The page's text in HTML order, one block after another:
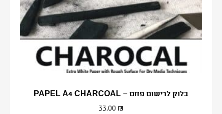
בלוק לרישום פחם – PAPEL A4 CHARCOAL
33.00 ₪